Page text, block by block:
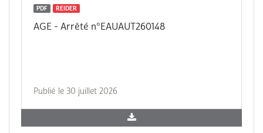
PDF REIDER
AGE - Arrêté n°EAUAUT260148
Publié le 30 juillet 2026